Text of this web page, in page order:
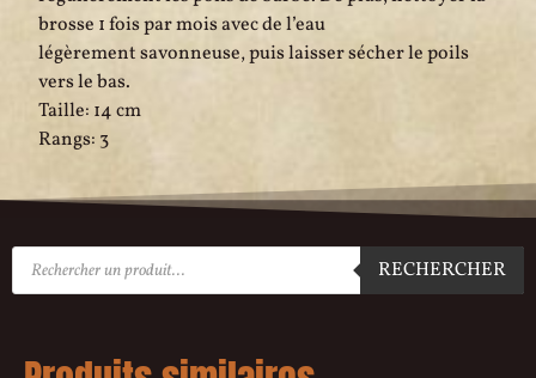
brosse 1 fois par mois avec de l’eau
légèrement savonneuse, puis laisser sécher le poils
vers le bas.
Taille: 14 cm
Rangs: 3
RECHERCHER